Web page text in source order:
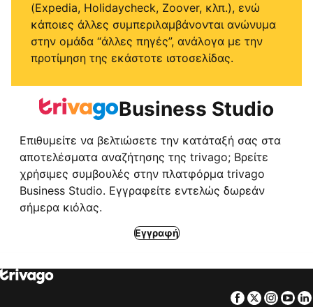
(Expedia, Holidaycheck, Zoover, κλπ.), ενώ
κάποιες άλλες συμπεριλαμβάνονται ανώνυμα
στην ομάδα “άλλες πηγές”, ανάλογα με την
προτίμηση της εκάστοτε ιστοσελίδας.
Business Studio
Επιθυμείτε να βελτιώσετε την κατάταξή σας στα
αποτελέσματα αναζήτησης της trivago; Βρείτε
χρήσιμες συμβουλές στην πλατφόρμα trivago
Business Studio. Εγγραφείτε εντελώς δωρεάν
σήμερα κιόλας.
Εγγραφή
Facebook
Twitter